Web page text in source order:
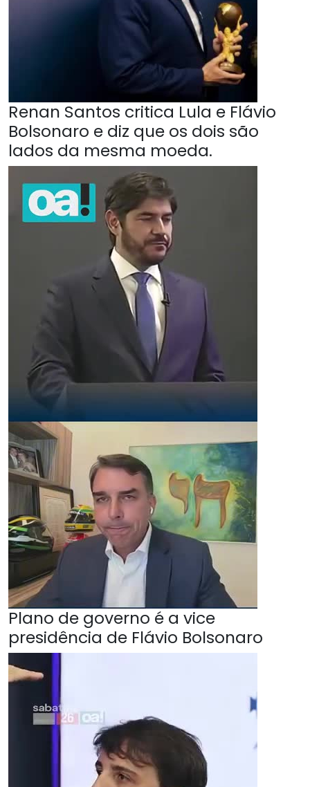
Renan Santos critica Lula e Flávio
Bolsonaro e diz que os dois são
lados da mesma moeda.
Plano de governo é a vice
presidência de Flávio Bolsonaro